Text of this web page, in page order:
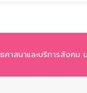
ศาสนาและบริการสังค